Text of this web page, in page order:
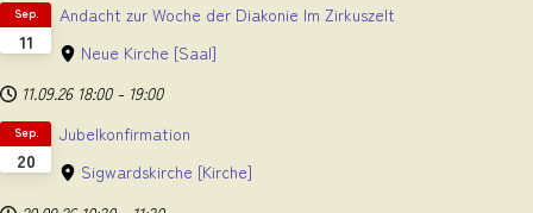
11
Sep.
Andacht zur Woche der Diakonie Im Zirkuszelt
Neue Kirche [Saal]
11.09.26 18:00 - 19:00
20
Sep.
Jubelkonfirmation
Sigwardskirche [Kirche]